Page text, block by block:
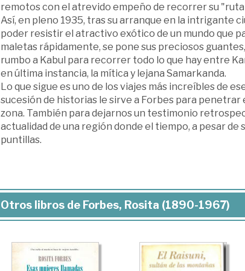
remotos con el atrevido empeño de recorrer su
Así, en pleno 1935, tras su arranque en la intrigante
poder resistir el atractivo exótico de un mundo que
maletas rápidamente, se pone sus preciosos
rumbo a Kabul para recorrer todo lo que hay entre
en última instancia, la mítica y lejana Samarkanda.
Lo que sigue es uno de los viajes más increíbles de
sucesión de historias le sirve a Forbes para
zona. También para dejarnos un testimonio
actualidad de una región donde el tiempo, a pesar
puntillas.
Otros libros de Forbes, Rosita (1890-1967)